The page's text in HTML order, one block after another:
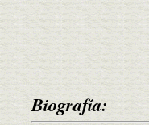
Biografía: